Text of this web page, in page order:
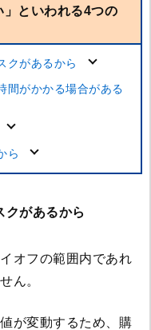
」といわれる4つの
クがあるから
間がかかる場合がある
ら
クがあるから
オフの範囲内であれ
ん。
が変動するため、購